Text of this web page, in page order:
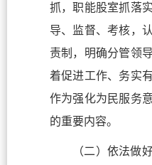
抓，职能股室抓落
导、监督、考核，
责制，明确分管领
着促进工作、务实
作为强化为民服务
的重要内容。
（二）依法做